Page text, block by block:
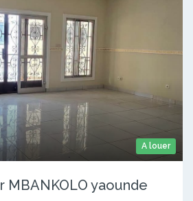
A louer
MBANKOLO yaounde